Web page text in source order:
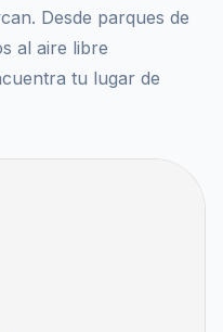
Desde parques de
al aire libre
tu lugar de